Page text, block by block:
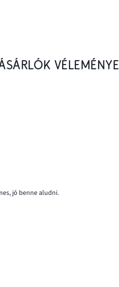
VÉLEMÉNYE
jó benne aludni.